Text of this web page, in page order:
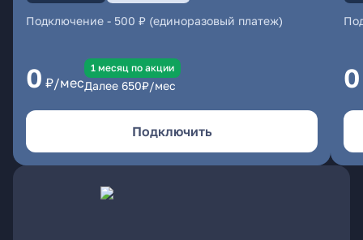
Подключение - 500 ₽ (единоразовый платеж)
0 ₽/мес
1 месяц по акции
Далее 650₽/мес
Подключить
0